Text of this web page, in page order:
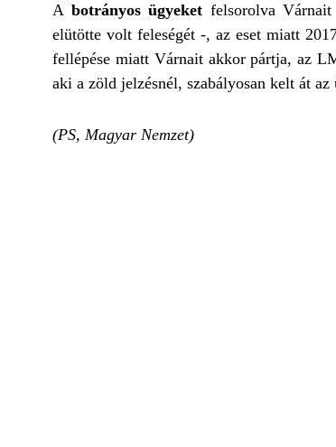
A botrányos ügyeket felsorolva Várnait
elütötte volt feleségét -, az eset miatt
fellépése miatt Várnait akkor pártja, az
aki a zöld jelzésnél, szabályosan kelt át
(PS, Magyar Nemzet)